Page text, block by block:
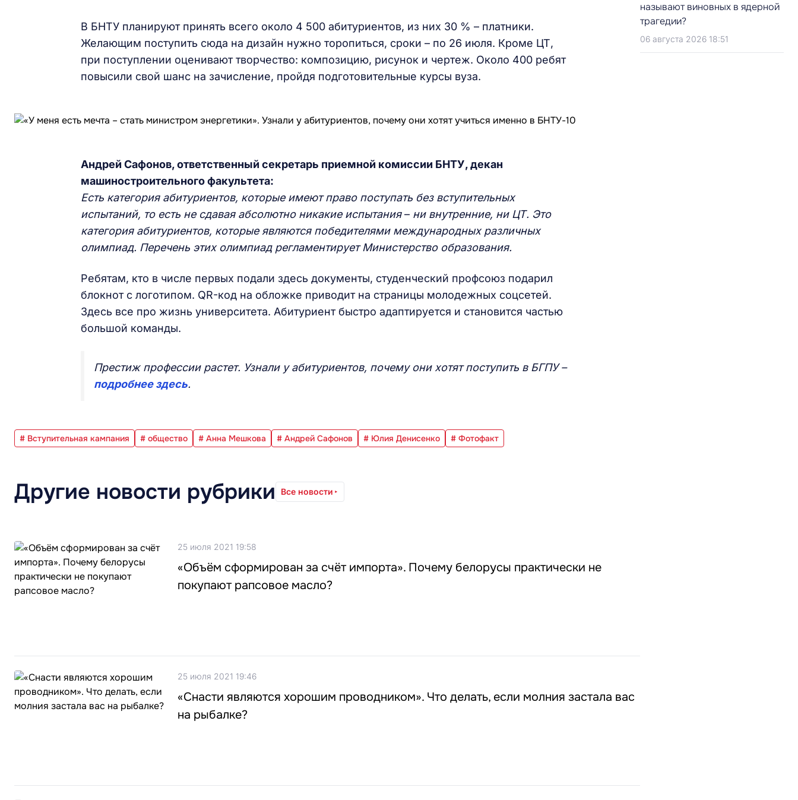
В БНТУ планируют принять всего около 4 500 абитуриентов, из них 30 % – платники.
Желающим поступить сюда на дизайн нужно торопиться, сроки – по 26 июля. Кроме ЦТ,
при поступлении оценивают творчество: композицию, рисунок и чертеж. Около 400 ребят
повысили свой шанс на зачисление, пройдя подготовительные курсы вуза.
Андрей Сафонов, ответственный секретарь приемной комиссии БНТУ, декан
машиностроительного факультета:
Есть категория абитуриентов, которые имеют право поступать без вступительных
испытаний, то есть не сдавая абсолютно никакие испытания– ни внутренние, ни ЦТ. Это
категория абитуриентов, которые являются победителями международных различных
олимпиад. Перечень этих олимпиад регламентирует Министерство образования.
Ребятам, кто в числе первых подали здесь документы, студенческий профсоюз подарил
блокнот с логотипом. QR-код на обложке приводит на страницы молодежных соцсетей.
Здесь все про жизнь университета. Абитуриент быстро адаптируется и становится частью
большой команды.
Престиж профессии растет. Узнали у абитуриентов, почему они хотят поступить в БГПУ –
подробнее здесь.
# Вступительная кампания # общество # Анна Мешкова # Андрей Сафонов # Юлия Денисенко # Фотофакт
Другие новости рубрики Все новости
25 июля 2021 19:58
«Объём сформирован за счёт импорта». Почему белорусы практически не
покупают рапсовое масло?
25 июля 2021 19:46
«Снасти являются хорошим проводником». Что делать, если молния застала вас
на рыбалке?
называют виновных в ядерной
трагедии?
06 августа 2026 18:51